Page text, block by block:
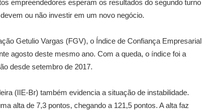
empreendedores esperam os resultados do segundo turno
ou não investir em um novo negócio.
Getulio Vargas (FGV), o Índice de Confiança Empresarial
agosto deste mesmo ano. Com a queda, o índice foi a
desde setembro de 2017.
(IIE-Br) também evidencia a situação de instabilidade.
alta de 7,3 pontos, chegando a 121,5 pontos. A alta faz